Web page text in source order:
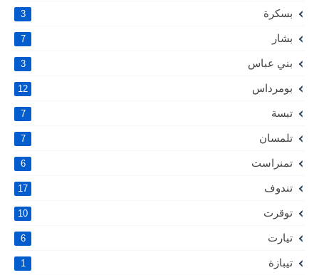
بسكرة 3
بشار 7
بني عباس 3
بومرداس 12
تبسة 7
تلمسان 7
تمنراست 6
تندوف 17
توقرت 10
تيارت 6
تيبازة 1